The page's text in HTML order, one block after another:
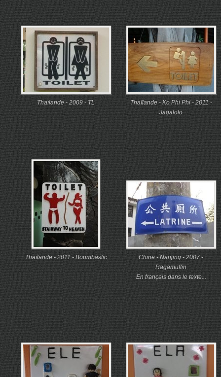
Thaïlande - 2009 - TL
Thaïlande - Ko Phi Phi - 2011 -
Jagalolo
Thaïlande - 2011 - Boumbastic
Chine - Nanjing - 2007 -
Ragamuffin
En français dans le texte...